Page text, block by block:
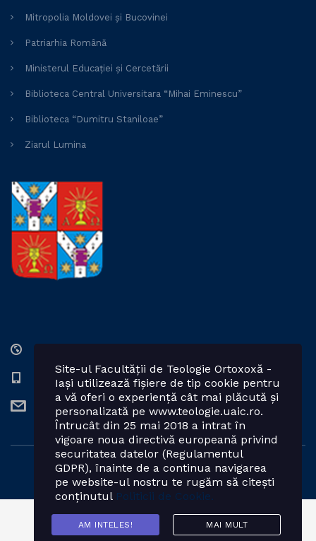
Mitropolia Moldovei și Bucovinei
Patriarhia Română
Ministerul Educației și Cercetării
Biblioteca Central Universitara “Mihai Eminescu”
Biblioteca “Dumitru Staniloae”
Ziarul Lumina
0232 201328; 0232 201102 int. 2424, 2423, 2425
teologie.ortodoxa@uaic.ro
Powered by: Facultatea de Teologie Ortodoxă - Iași
Site-ul Facultății de Teologie Ortoxoxă -
Iași utilizează fișiere de tip cookie pentru
a vă oferi o experiență cât mai plăcută și
personalizată pe www.teologie.uaic.ro.
Întrucât din 25 mai 2018 a intrat în
vigoare noua directivă europeană privind
securitatea datelor (Regulamentul
GDPR), înainte de a continua navigarea
pe website-ul nostru te rugăm să citești
conținutul Politicii de Cookie.
AM INTELES! MAI MULT